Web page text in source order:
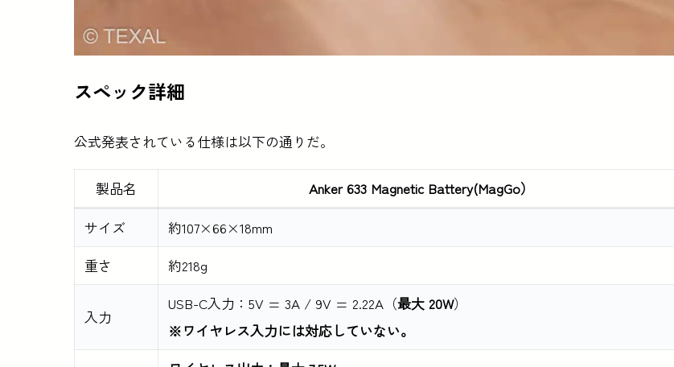
スペック詳細
公式発表されている仕様は以下の通りだ。
製品名
Anker 633 Magnetic Battery(MagGo）
サイズ
約107×66×18mm
重さ
約218g
入力
USB-C入力：5V = 3A / 9V = 2.22A（最大 20W）
※ワイヤレス入力には対応していない。